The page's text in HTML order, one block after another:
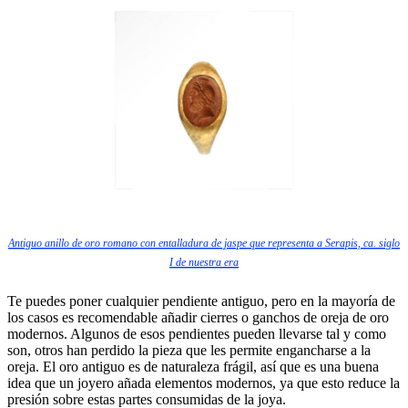
Antiguo anillo de oro romano con entalladura de jaspe que representa a Serapis, ca. siglo
I de nuestra era
Te puedes poner cualquier pendiente antiguo, pero en la mayoría de
los casos es recomendable añadir cierres o ganchos de oreja de oro
modernos. Algunos de esos pendientes pueden llevarse tal y como
son, otros han perdido la pieza que les permite engancharse a la
oreja. El oro antiguo es de naturaleza frágil, así que es una buena
idea que un joyero añada elementos modernos, ya que esto reduce la
presión sobre estas partes consumidas de la joya.